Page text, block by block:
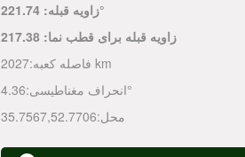
زاویه قبله:221.74°
زاویه قبله برای قطب نما:217.38
فاصله کعبه: 2027 km
انحراف مغناطیسی:4.36°
محل:
35.7567,52.7706